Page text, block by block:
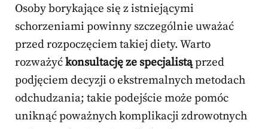
Osoby borykające się z istniejącymi
schorzeniami powinny szczególnie uważać
przed rozpoczęciem takiej diety. Warto
rozważyćkonsultację ze specjalistąprzed
podjęciem decyzji o ekstremalnych metodach
odchudzania; takie podejście może pomóc
uniknąć poważnych komplikacji zdrowotnych